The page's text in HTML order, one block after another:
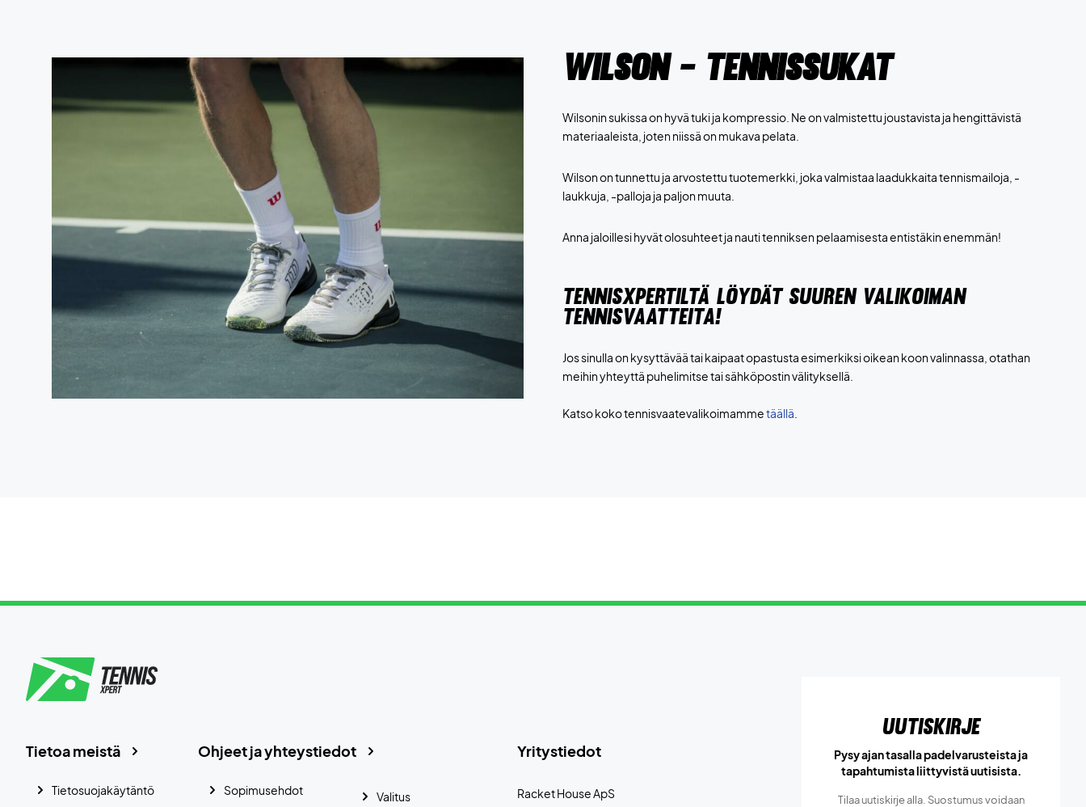
Wilson - Tennissukat
Wilsonin sukissa on hyvä tuki ja kompressio. Ne on valmistettu joustavista ja hengittävistä
materiaaleista, joten niissä on mukava pelata.
Wilson on tunnettu ja arvostettu tuotemerkki, joka valmistaa laadukkaita tennismailoja, -
laukkuja, -palloja ja paljon muuta.
Anna jaloillesi hyvät olosuhteet ja nauti tenniksen pelaamisesta entistäkin enemmän!
TENNISXPERTILTÄ LÖYDÄT SUUREN VALIKOIMAN
TENNISVAATTEITA!
Jos sinulla on kysyttävää tai kaipaat opastusta esimerkiksi oikean koon valinnassa, otathan
meihin yhteyttä puhelimitse tai sähköpostin välityksellä.
Katso koko tennisvaatevalikoimammetäällä
Yritystiedot
Racket House ApS
Ohjeet ja yhteystiedot
Sopimusehdot
Valitus
Tietoa meistä
Tietosuojakäytäntö
Uutiskirje
Pysy ajan tasalla padelvarusteista ja
tapahtumista liittyvistä uutisista.
Tilaa uutiskirje alla. Suostumus voidaan